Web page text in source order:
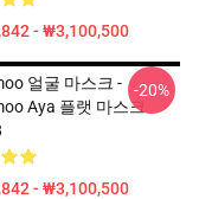
- ₩3,100,500
얼굴 마스크 -
Aya 플랫 마스크
- ₩3,100,500
-20%